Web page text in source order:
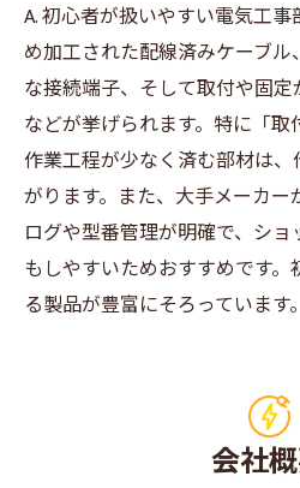
A. 初心者が扱いやすい電気工
め加工された配線済みケーブ
な接続端子、そして取付や固
などが挙げられます。特に「
作業工程が少なく済む部材は
がります。また、大手メーカ
ログや型番管理が明確で、シ
もしやすいためおすすめです
る製品が豊富にそろっています。
会社